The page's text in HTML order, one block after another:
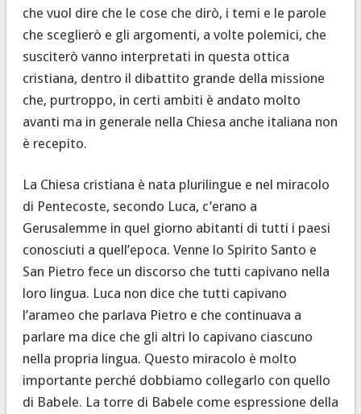
che vuol dire che le cose che dirò, i temi e le parole
che sceglierò e gli argomenti, a volte polemici, che
susciterò vanno interpretati in questa ottica
cristiana, dentro il dibattito grande della missione
che, purtroppo, in certi ambiti è andato molto
avanti ma in generale nella Chiesa anche italiana non
è recepito.
La Chiesa cristiana è nata plurilingue e nel miracolo
di Pentecoste, secondo Luca, c’erano a
Gerusalemme in quel giorno abitanti di tutti i paesi
conosciuti a quell’epoca. Venne lo Spirito Santo e
San Pietro fece un discorso che tutti capivano nella
loro lingua. Luca non dice che tutti capivano
l’arameo che parlava Pietro e che continuava a
parlare ma dice che gli altri lo capivano ciascuno
nella propria lingua. Questo miracolo è molto
importante perché dobbiamo collegarlo con quello
di Babele. La torre di Babele come espressione della